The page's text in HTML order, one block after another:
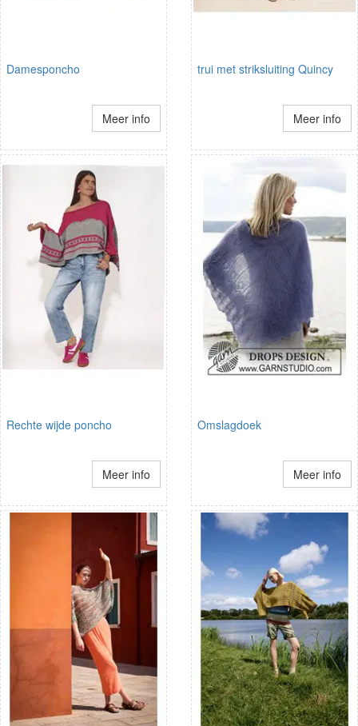
Damesponcho
Meer info
trui met striksluiting Quincy
Meer info
Rechte wijde poncho
Meer info
Omslagdoek
Meer info